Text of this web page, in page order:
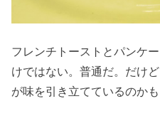
フレンチトーストとパンケ
けではない。普通だ。だけ
が味を引き立てているのかも